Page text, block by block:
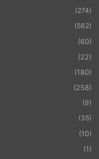
(274)
(562)
(60)
(22)
(180)
(258)
(9)
(35)
(10)
(1)